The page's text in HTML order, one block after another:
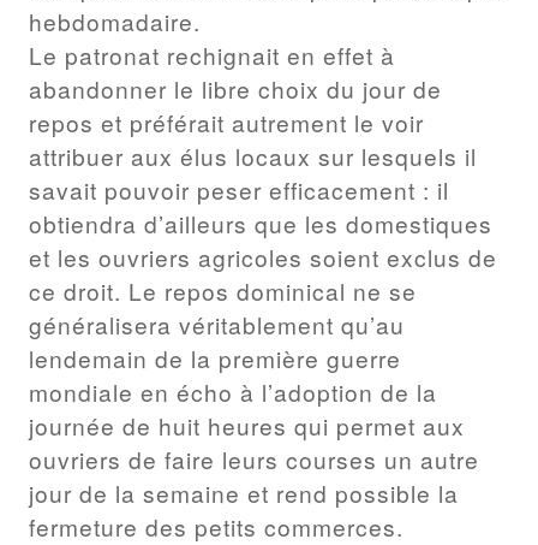
hebdomadaire.
Le patronat rechignait en effet à
abandonner le libre choix du jour de
repos et préférait autrement le voir
attribuer aux élus locaux sur lesquels il
savait pouvoir peser efficacement : il
obtiendra d’ailleurs que les domestiques
et les ouvriers agricoles soient exclus de
ce droit. Le repos dominical ne se
généralisera véritablement qu’au
lendemain de la première guerre
mondiale en écho à l’adoption de la
journée de huit heures qui permet aux
ouvriers de faire leurs courses un autre
jour de la semaine et rend possible la
fermeture des petits commerces.